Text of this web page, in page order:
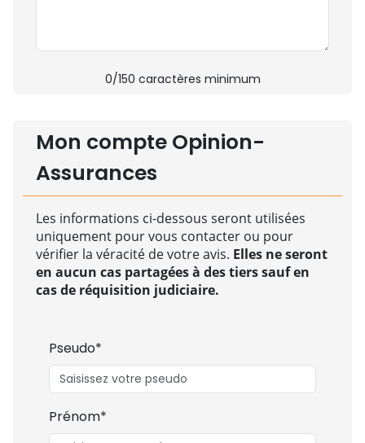
0/150 caractères minimum
Mon compte Opinion-
Assurances
Les informations ci-dessous seront utilisées
uniquement pour vous contacter ou pour
vérifier la véracité de votre avis. Elles ne seront
en aucun cas partagées à des tiers sauf en
cas de réquisition judiciaire.
Pseudo*
Prénom*